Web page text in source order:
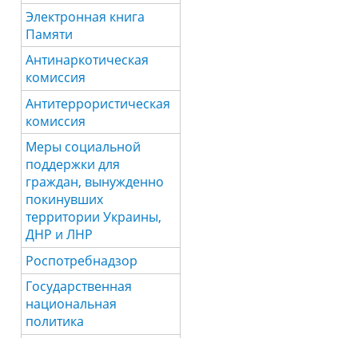
Электронная книга
Памяти
Антинаркотическая
комиссия
Антитеррористическая
комиссия
Меры социальной
поддержки для
граждан, вынужденно
покинувших
территории Украины,
ДНР и ЛНР
Роспотребнадзор
Государственная
национальная
политика